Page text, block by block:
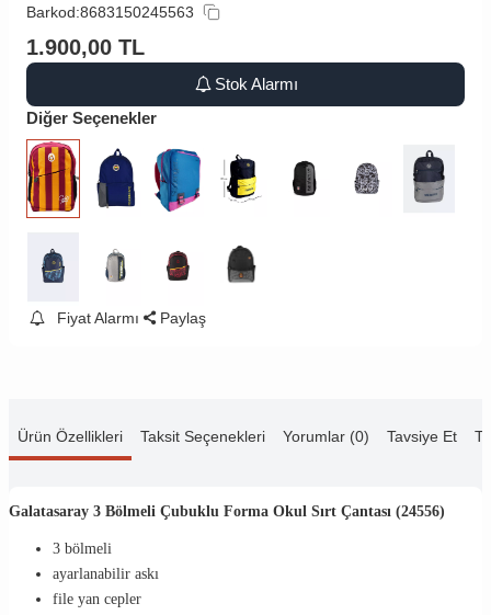
Barkod:8683150245563
1.900,00 TL
Stok Alarmı
Diğer Seçenekler
Fiyat Alarmı Paylaş
Ürün Özellikleri Taksit Seçenekleri Yorumlar (0) Tavsiye Et
Galatasaray 3 Bölmeli Çubuklu Forma Okul Sırt Çantası (24556)
3 bölmeli
ayarlanabilir askı
file yan cepler